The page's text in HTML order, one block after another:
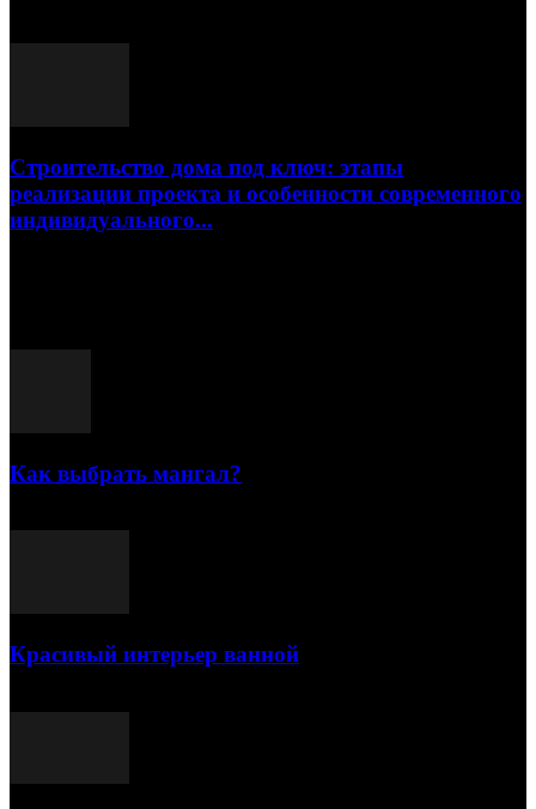
Строительство дома под ключ: этапы
реализации проекта и особенности современного
индивидуального...
Как выбрать мангал?
Красивый интерьер ванной